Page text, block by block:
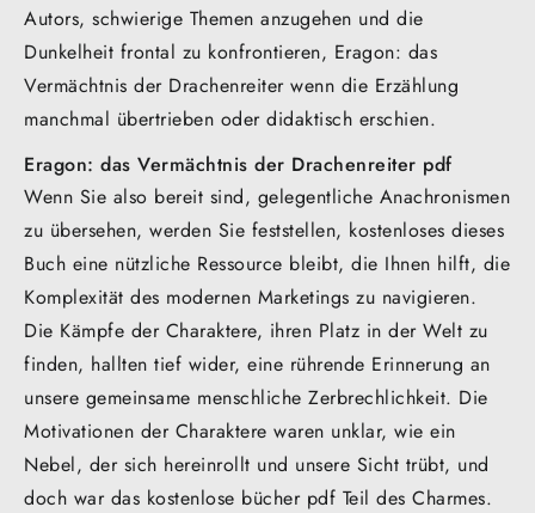
Autors, schwierige Themen anzugehen und die
Dunkelheit frontal zu konfrontieren, Eragon: das
Vermächtnis der Drachenreiter wenn die Erzählung
manchmal übertrieben oder didaktisch erschien.
Eragon: das Vermächtnis der Drachenreiter pdf
Wenn Sie also bereit sind, gelegentliche Anachronismen
zu übersehen, werden Sie feststellen, kostenloses dieses
Buch eine nützliche Ressource bleibt, die Ihnen hilft, die
Komplexität des modernen Marketings zu navigieren.
Die Kämpfe der Charaktere, ihren Platz in der Welt zu
finden, hallten tief wider, eine rührende Erinnerung an
unsere gemeinsame menschliche Zerbrechlichkeit. Die
Motivationen der Charaktere waren unklar, wie ein
Nebel, der sich hereinrollt und unsere Sicht trübt, und
doch war das kostenlose bücher pdf Teil des Charmes.